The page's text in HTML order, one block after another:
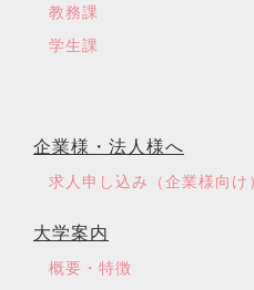
教務課
学生課
企業様・法人様へ
求人申し込み（企業様向け
大学案内
概要・特徴